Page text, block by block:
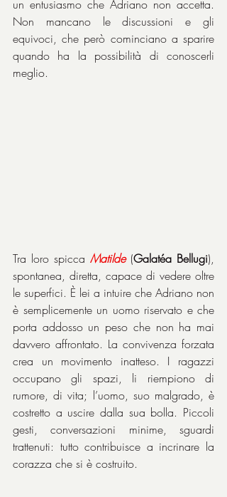
un entusiasmo che Adriano non accetta.
Non mancano le discussioni e gli
equivoci, che però cominciano a sparire
quando ha la possibilità di conoscerli
meglio.
Tra loro spicca Matilde (Galatéa Bellugi),
spontanea, diretta, capace di vedere oltre
le superfici. È lei a intuire che Adriano non
è semplicemente un uomo riservato e che
porta addosso un peso che non ha mai
davvero affrontato. La convivenza forzata
crea un movimento inatteso. I ragazzi
occupano gli spazi, li riempiono di
rumore, di vita; l’uomo, suo malgrado, è
costretto a uscire dalla sua bolla. Piccoli
gesti, conversazioni minime, sguardi
trattenuti: tutto contribuisce a incrinare la
corazza che si è costruito.